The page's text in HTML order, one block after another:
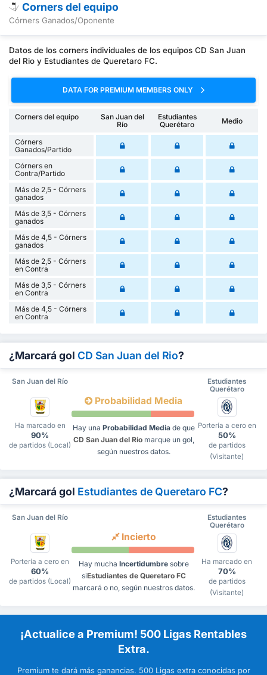
Corners del equipo
Córners Ganados/Oponente
Datos de los corners individuales de los equipos CD San Juan
del Rio y Estudiantes de Queretaro FC.
DATA FOR PREMIUM MEMBERS ONLY
Corners del equipo
San Juan del
Río
Estudiantes
Querétaro
Medio
Córners
Ganados/Partido
Córners en
Contra/Partido
Más de 2,5 - Córners
ganados
Más de 3,5 - Córners
ganados
Más de 4,5 - Córners
ganados
Más de 2,5 - Córners
en Contra
Más de 3,5 - Córners
en Contra
Más de 4,5 - Córners
en Contra
¿Marcará gol CD San Juan del Rio?
San Juan del Río
Estudiantes
Querétaro
Ha marcado en
90%
de partidos (Local)
Probabilidad Media
Hay una Probabilidad Mediade que
CD San Juan del Riomarque un gol,
según nuestros datos.
Portería a cero en
50%
de partidos
(Visitante)
¿Marcará gol Estudiantes de Queretaro FC?
San Juan del Río
Estudiantes
Querétaro
Portería a cero en
60%
de partidos (Local)
Incierto
Hay mucha Incertidumbresobre
siEstudiantes de Queretaro FC
marcará o no, según nuestros datos.
Ha marcado en
70%
de partidos
(Visitante)
¡Actualice a Premium! 500 Ligas Rentables
Extra.
Premium te dará más ganancias. 500 Ligas extra conocidas por